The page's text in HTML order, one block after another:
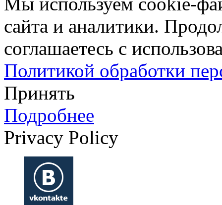
сайта и аналитики.
соглашаетесь с
Политикой обработки
Принять
Подробнее
Privacy Policy